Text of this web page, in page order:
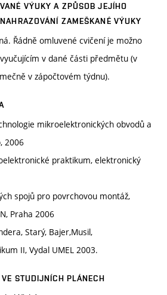
VÝUKY A ZPŮSOB JEJÍHO
ZAMEŠKANÉ VÝUKY
Řádně omluvené cvičení je možno
v dané části předmětu (v
v zápočtovém týdnu).
mikroelektronických obvodů a
2006
praktikum, elektronický
spojů pro povrchovou montáž,
Praha 2006
Starý, Bajer,Musil,
II, Vydal UMEL 2003.
STUDIJNÍCH PLÁNECH